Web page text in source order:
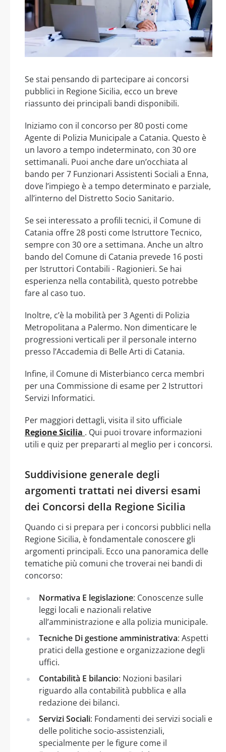
Se stai pensando di partecipare ai concorsi
pubblici in Regione Sicilia, ecco un breve
riassunto dei principali bandi disponibili.
Iniziamo con il concorso per 80 posti come
Agente di Polizia Municipale a Catania. Questo è
un lavoro a tempo indeterminato, con 30 ore
settimanali. Puoi anche dare un’occhiata al
bando per 7 Funzionari Assistenti Sociali a Enna,
dove l’impiego è a tempo determinato e parziale,
all’interno del Distretto Socio Sanitario.
Se sei interessato a profili tecnici, il Comune di
Catania offre 28 posti come Istruttore Tecnico,
sempre con 30 ore a settimana. Anche un altro
bando del Comune di Catania prevede 16 posti
per Istruttori Contabili - Ragionieri. Se hai
esperienza nella contabilità, questo potrebbe
fare al caso tuo.
Inoltre, c’è la mobilità per 3 Agenti di Polizia
Metropolitana a Palermo. Non dimenticare le
progressioni verticali per il personale interno
presso l’Accademia di Belle Arti di Catania.
Infine, il Comune di Misterbianco cerca membri
per una Commissione di esame per 2 Istruttori
Servizi Informatici.
Per maggiori dettagli, visita il sito ufficiale
Regione Sicilia . Qui puoi trovare informazioni
utili e quiz per prepararti al meglio per i concorsi.
Suddivisione generale degli
argomenti trattati nei diversi esami
dei Concorsi della Regione Sicilia
Quando ci si prepara per i concorsi pubblici nella
Regione Sicilia, è fondamentale conoscere gli
argomenti principali. Ecco una panoramica delle
tematiche più comuni che troverai nei bandi di
concorso:
Normativa E legislazione: Conoscenze sulle
leggi locali e nazionali relative
all’amministrazione e alla polizia municipale.
Tecniche Di gestione amministrativa: Aspetti
pratici della gestione e organizzazione degli
uffici.
Contabilità E bilancio: Nozioni basilari
riguardo alla contabilità pubblica e alla
redazione dei bilanci.
Servizi Sociali: Fondamenti dei servizi sociali e
delle politiche socio-assistenziali,
specialmente per le figure come il